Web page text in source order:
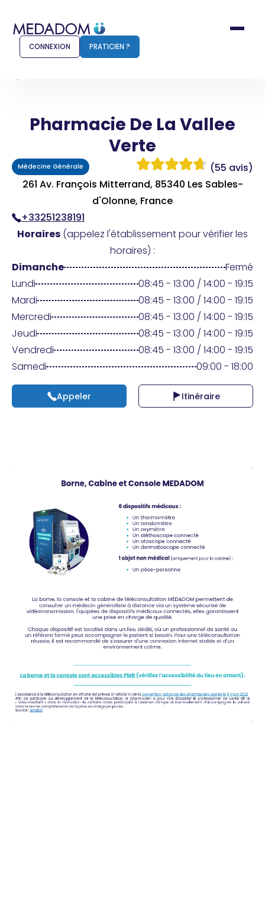
Comment ça marche ?
Pour les patients
Pharmacien
Connexion
Praticien ?
CONNEXION PRATICIEN ?
Pharmacie De La Vallee
Verte
Médecine Générale
(55 avis)
261 Av. François Mitterrand, 85340 Les Sables-
d'Olonne, France
+33251238191
Horaires (appelez l'établissement pour vérifier les
horaires) :
Dimanche
Fermé
Lundi
08:45 - 13:00 / 14:00 - 19:15
Mardi
08:45 - 13:00 / 14:00 - 19:15
Mercredi
08:45 - 13:00 / 14:00 - 19:15
Jeudi
08:45 - 13:00 / 14:00 - 19:15
Vendredi
08:45 - 13:00 / 14:00 - 19:15
Samedi
09:00 - 18:00
Appeler Itinéraire